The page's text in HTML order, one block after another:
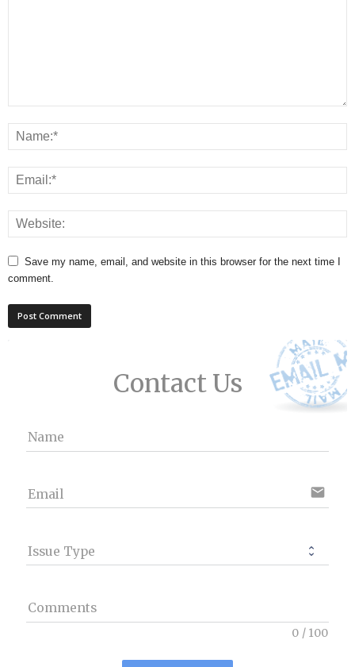
Save my name, email, and website in this browser for the next time I
comment.
Contact Us
Name
Email email
Issue Type
Comments
0 / 100